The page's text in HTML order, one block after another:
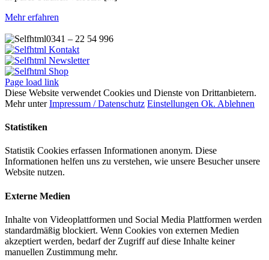
Mehr erfahren
0341 – 22 54 996
Kontakt
Newsletter
Shop
Page load link
Diese Website verwendet Cookies und Dienste von Drittanbietern.
Mehr unterImpressum / Datenschutz Einstellungen Ok. Ablehnen
Statistiken
Statistik Cookies erfassen Informationen anonym. Diese
Informationen helfen uns zu verstehen, wie unsere Besucher unsere
Website nutzen.
Externe Medien
Inhalte von Videoplattformen und Social Media Plattformen werden
standardmäßig blockiert. Wenn Cookies von externen Medien
akzeptiert werden, bedarf der Zugriff auf diese Inhalte keiner
manuellen Zustimmung mehr.